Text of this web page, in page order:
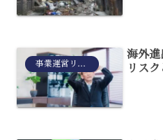
事業運営リスク
海外進
リス